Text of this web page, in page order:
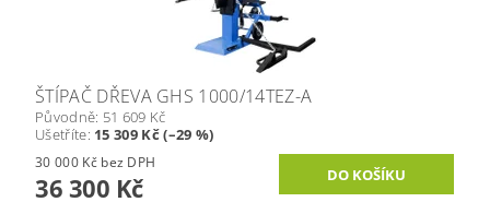
ŠTÍPAČ DŘEVA GHS 1000/14TEZ-A
Původně: 51 609 Kč
Ušetříte: 15 309 Kč (–29 %)
30 000 Kč bez DPH
36 300 Kč